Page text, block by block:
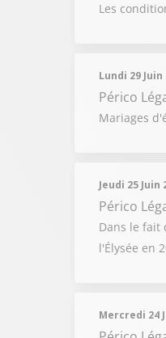
Les
Lundi 29 Juin
Périco
Mariages
Jeudi 25 Juin
Périco
Dans le fait
l'Élysée en
Mercredi 24